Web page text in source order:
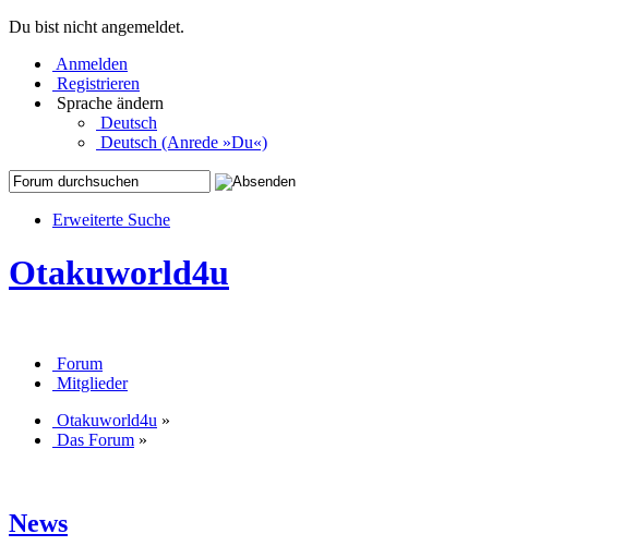
Du bist nicht angemeldet.
Anmelden
Registrieren
Sprache ändern
Deutsch
Deutsch (Anrede »Du«)
Erweiterte Suche
Otakuworld4u
Forum
Mitglieder
Otakuworld4u »
Das Forum »
News